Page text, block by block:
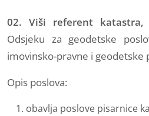
02. Viši referent
Odsjeku za geodetske
imovinsko-pravne i geodetske
Opis poslova:
obavlja poslove pisarnice